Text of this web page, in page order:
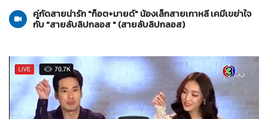
คู่กัดสายน่ารัก "ก็อต+มายด์" น้องเล็กสายเกาหลี เคมีเขย่าใจ
กับ "สายลับลิปกลอส " (สายลับลิปกลอส)